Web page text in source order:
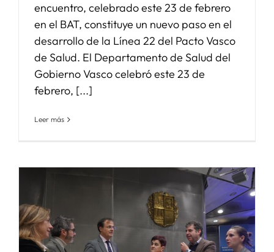
encuentro, celebrado este 23 de febrero
en el BAT, constituye un nuevo paso en el
desarrollo de la Línea 22 del Pacto Vasco
de Salud. El Departamento de Salud del
Gobierno Vasco celebró este 23 de
febrero, [...]
Leer más